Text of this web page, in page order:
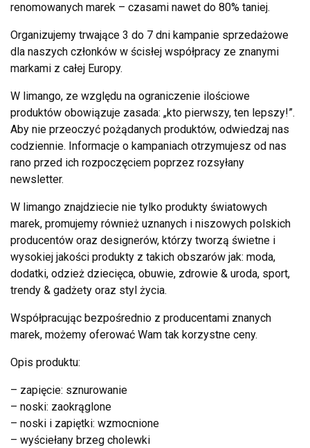
renomowanych marek – czasami nawet do 80% taniej.
Organizujemy trwające 3 do 7 dni kampanie sprzedażowe
dla naszych członków w ścisłej współpracy ze znanymi
markami z całej Europy.
W limango, ze względu na ograniczenie ilościowe
produktów obowiązuje zasada: „kto pierwszy, ten lepszy!”.
Aby nie przeoczyć pożądanych produktów, odwiedzaj nas
codziennie. Informacje o kampaniach otrzymujesz od nas
rano przed ich rozpoczęciem poprzez rozsyłany
newsletter.
W limango znajdziecie nie tylko produkty światowych
marek, promujemy również uznanych i niszowych polskich
producentów oraz designerów, którzy tworzą świetne i
wysokiej jakości produkty z takich obszarów jak: moda,
dodatki, odzież dziecięca, obuwie, zdrowie & uroda, sport,
trendy & gadżety oraz styl życia.
Współpracując bezpośrednio z producentami znanych
marek, możemy oferować Wam tak korzystne ceny.
Opis produktu:
– zapięcie: sznurowanie
– noski: zaokrąglone
– noski i zapiętki: wzmocnione
– wyściełany brzeg cholewki